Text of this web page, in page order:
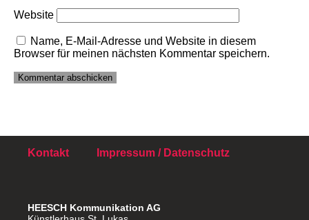
Website
Name, E-Mail-Adresse und Website in diesem
Browser für meinen nächsten Kommentar speichern.
Kontakt Impressum / Datenschutz
HEESCH Kommunikation AG